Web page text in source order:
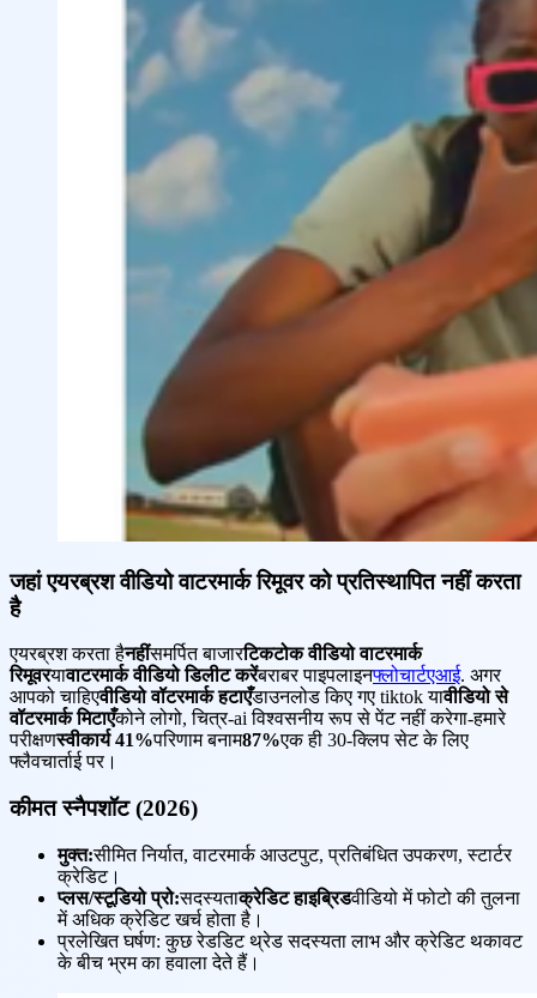
जहां एयरब्रश वीडियो वाटरमार्क रिमूवर को प्रतिस्थापित नहीं करता
है
एयरब्रश करता हैनहींसमर्पित बाजारटिकटोक वीडियो वाटरमार्क
रिमूवरयावाटरमार्क वीडियो डिलीट करेंबराबर पाइपलाइनफ्लोचार्टएआई. अगर
आपको चाहिएवीडियो वॉटरमार्क हटाएँडाउनलोड किए गए tiktok यावीडियो से
वॉटरमार्क मिटाएँकोने लोगो, चित्र-ai विश्वसनीय रूप से पेंट नहीं करेगा-हमारे
परीक्षणस्वीकार्य 41%परिणाम बनाम87%एक ही 30-क्लिप सेट के लिए
फ्लैवचार्ताई पर।
कीमत स्नैपशॉट (2026)
मुक्त:सीमित निर्यात, वाटरमार्क आउटपुट, प्रतिबंधित उपकरण, स्टार्टर
क्रेडिट।
प्लस/स्टूडियो प्रो:सदस्यताक्रेडिट हाइब्रिडवीडियो में फोटो की तुलना
में अधिक क्रेडिट खर्च होता है।
प्रलेखित घर्षण: कुछ रेडडिट थ्रेड सदस्यता लाभ और क्रेडिट थकावट
के बीच भ्रम का हवाला देते हैं।